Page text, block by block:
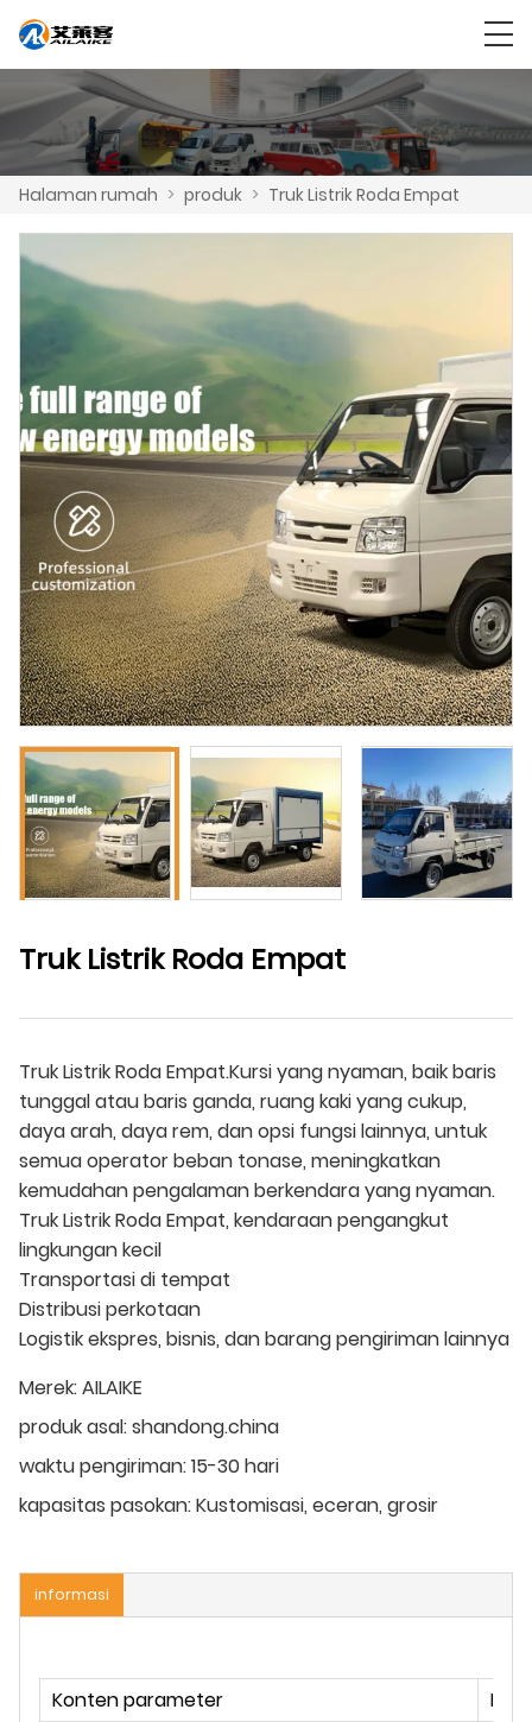
Halaman rumah > produk > Truk Listrik Roda Empat
Truk Listrik Roda Empat
Truk Listrik Roda Empat.Kursi yang nyaman, baik baris
tunggal atau baris ganda, ruang kaki yang cukup,
daya arah, daya rem, dan opsi fungsi lainnya, untuk
semua operator beban tonase, meningkatkan
kemudahan pengalaman berkendara yang nyaman.
Truk Listrik Roda Empat, kendaraan pengangkut
lingkungan kecil
Transportasi di tempat
Distribusi perkotaan
Logistik ekspres, bisnis, dan barang pengiriman lainnya
Merek:AILAIKE
produk asal:shandong.china
waktu pengiriman:15-30 hari
kapasitas pasokan:Kustomisasi, eceran, grosir
informasi
Konten parameter